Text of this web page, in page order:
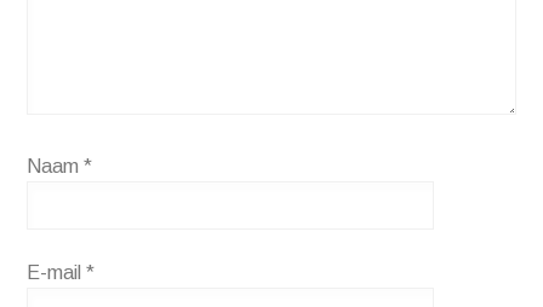
Naam*
E-mail*